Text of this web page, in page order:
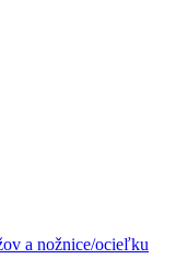
a nožnice/ocieľku